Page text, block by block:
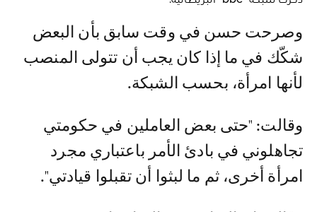
وصرحت حسن في وقت سابق بأن البعض
شكّك في ما إذا كان يجب أن تتولى المنصب
لأنها امرأة، بحسب الشبكة.
وقالت: "حتى بعض العاملين في حكومتي
تجاهلوني في بادئ الأمر باعتباري مجرد
امرأة أخرى، ثم ما لبثوا أن تقبلوا قيادتي".